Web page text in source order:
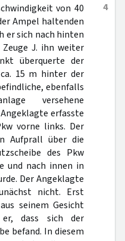
4
von 40
Ampel haltenden
er sich nach hinten
J. ihn weiter
überquerte der
15 m hinter der
ebenfalls
versehene
erfasste
vorne links. Der
Aufprall über die
des Pkw
und nach innen in
Der Angeklagte
nicht. Erst
seinem Gesicht
dass sich der
befand. In diesem